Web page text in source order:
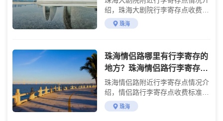
绍，珠海大剧院行李寄存点收费标
准介绍
珠海
珠海情侣路哪里有行李寄存的
地方？珠海情侣路行李寄存怎
么收费？
珠海情侣路附近行李寄存点情况介
绍，情侣路行李寄存点收费标准介
绍
珠海